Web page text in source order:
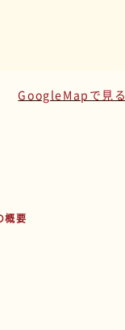
GoogleMapで見る
概要